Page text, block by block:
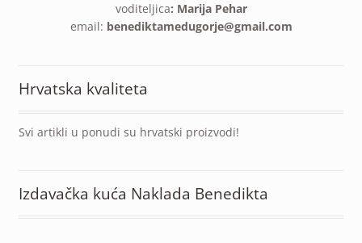
voditeljica: Marija Pehar
email: benediktamedugorje@gmail.com
Hrvatska kvaliteta
Svi artikli u ponudi su hrvatski proizvodi!
Izdavačka kuća Naklada Benedikta